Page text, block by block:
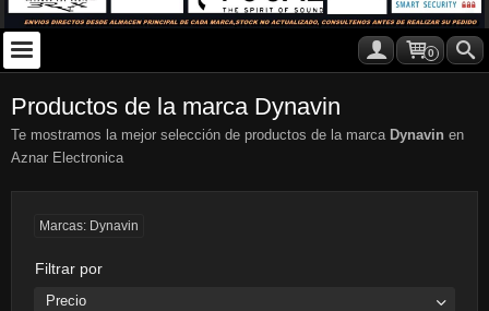
0
Productos de la marca Dynavin
Te mostramos la mejor selección de productos de la marca Dynavin en
Aznar Electronica
Marcas: Dynavin
Filtrar por
Precio